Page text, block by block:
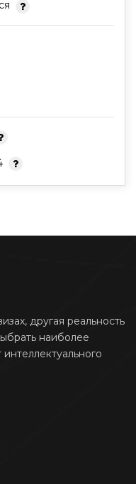
другая реальность
наиболее